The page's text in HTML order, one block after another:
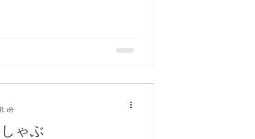
と旨みが一層引き立ちます。 さら
一層引き立てるのが、こだわりの
ごしいただけます。 ご家族やご友
ん、大切な方との特別な時間にも
の機会に、しゃぶ膳紫波自慢の
味ください。皆様のご来店を心よ
。ゃぶ
: 1分